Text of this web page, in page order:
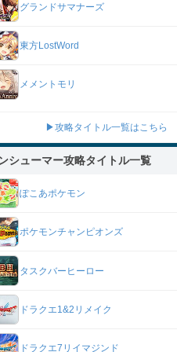
グランドサマナーズ
東方LostWord
メメントモリ
▶攻略タイトル一覧はこちら
シューマー攻略タイトル一覧
ぽこあポケモン
ポケモンチャンピオンズ
タスクバーヒーロー
ドラクエ1&2リメイク
ドラクエ7リイマジンド